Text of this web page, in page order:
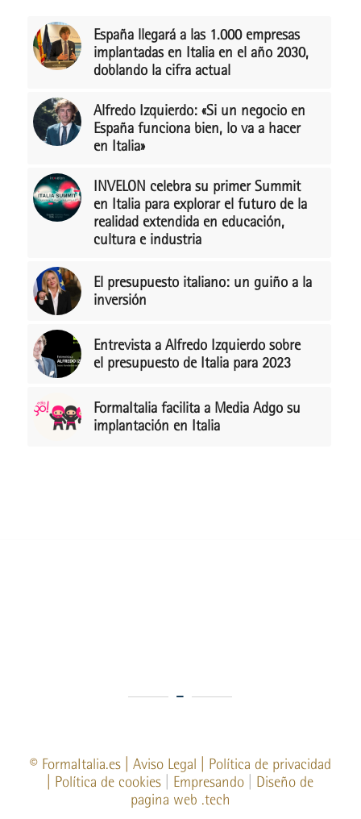
España llegará a las 1.000 empresas
implantadas en Italia en el año 2030,
doblando la cifra actual
Alfredo Izquierdo: «Si un negocio en
España funciona bien, lo va a hacer
en Italia»
INVELON celebra su primer Summit
en Italia para explorar el futuro de la
realidad extendida en educación,
cultura e industria
El presupuesto italiano: un guiño a la
inversión
Entrevista a Alfredo Izquierdo sobre
el presupuesto de Italia para 2023
FormaItalia facilita a Media Adgo su
implantación en Italia
© FormaItalia.es Aviso Legal
Política de privacidad
Política de cookies Empresando
Diseño de
pagina web .tech